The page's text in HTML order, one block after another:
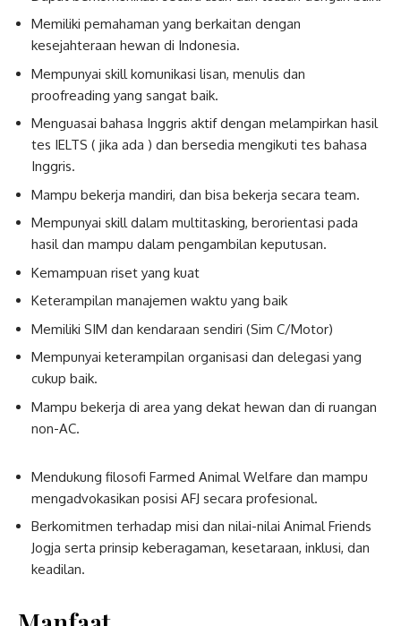
Memiliki pemahaman yang berkaitan dengan
kesejahteraan hewan di Indonesia.
Mempunyai skill komunikasi lisan, menulis dan
proofreading yang sangat baik.
Menguasai bahasa Inggris aktif dengan melampirkan hasil
tes IELTS ( jika ada ) dan bersedia mengikuti tes bahasa
Inggris.
Mampu bekerja mandiri, dan bisa bekerja secara team.
Mempunyai skill dalam multitasking, berorientasi pada
hasil dan mampu dalam pengambilan keputusan.
Kemampuan riset yang kuat
Keterampilan manajemen waktu yang baik
Memiliki SIM dan kendaraan sendiri (Sim C/Motor)
Mempunyai keterampilan organisasi dan delegasi yang
cukup baik.
Mampu bekerja di area yang dekat hewan dan di ruangan
non-AC.
Mendukung filosofi Farmed Animal Welfare dan mampu
mengadvokasikan posisi AFJ secara profesional.
Berkomitmen terhadap misi dan nilai-nilai Animal Friends
Jogja serta prinsip keberagaman, kesetaraan, inklusi, dan
keadilan.